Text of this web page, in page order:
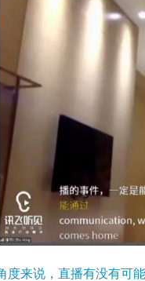
度来说，直播有没有可